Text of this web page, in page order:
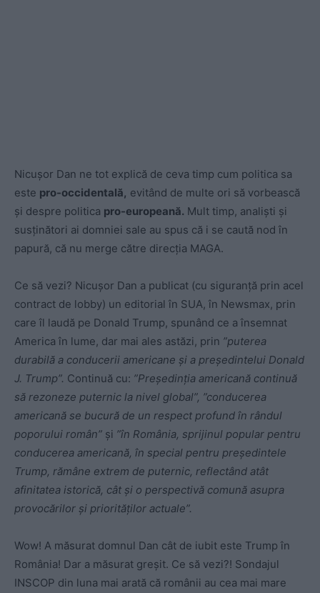
Nicușor Dan ne tot explică de ceva timp cum politica sa
este pro-occidentală, evitând de multe ori să vorbească
și despre politica pro-europeană. Mult timp, analiști și
susținători ai domniei sale au spus că i se caută nod în
papură, că nu merge către direcția MAGA.
Ce să vezi? Nicușor Dan a publicat (cu siguranță prin acel
contract de lobby) un editorial în SUA, în Newsmax, prin
care îl laudă pe Donald Trump, spunând ce a însemnat
America în lume, dar mai ales astăzi, prin ”puterea
durabilă a conducerii americane și a președintelui Donald
J. Trump”. Continuă cu: ”Președinția americană continuă
să rezoneze puternic la nivel global”, ”conducerea
americană se bucură de un respect profund în rândul
poporului român” și ”în România, sprijinul popular pentru
conducerea americană, în special pentru președintele
Trump, rămâne extrem de puternic, reflectând atât
afinitatea istorică, cât și o perspectivă comună asupra
provocărilor și priorităților actuale”.
Wow! A măsurat domnul Dan cât de iubit este Trump în
România! Dar a măsurat greșit. Ce să vezi?! Sondajul
INSCOP din luna mai arată că românii au cea mai mare